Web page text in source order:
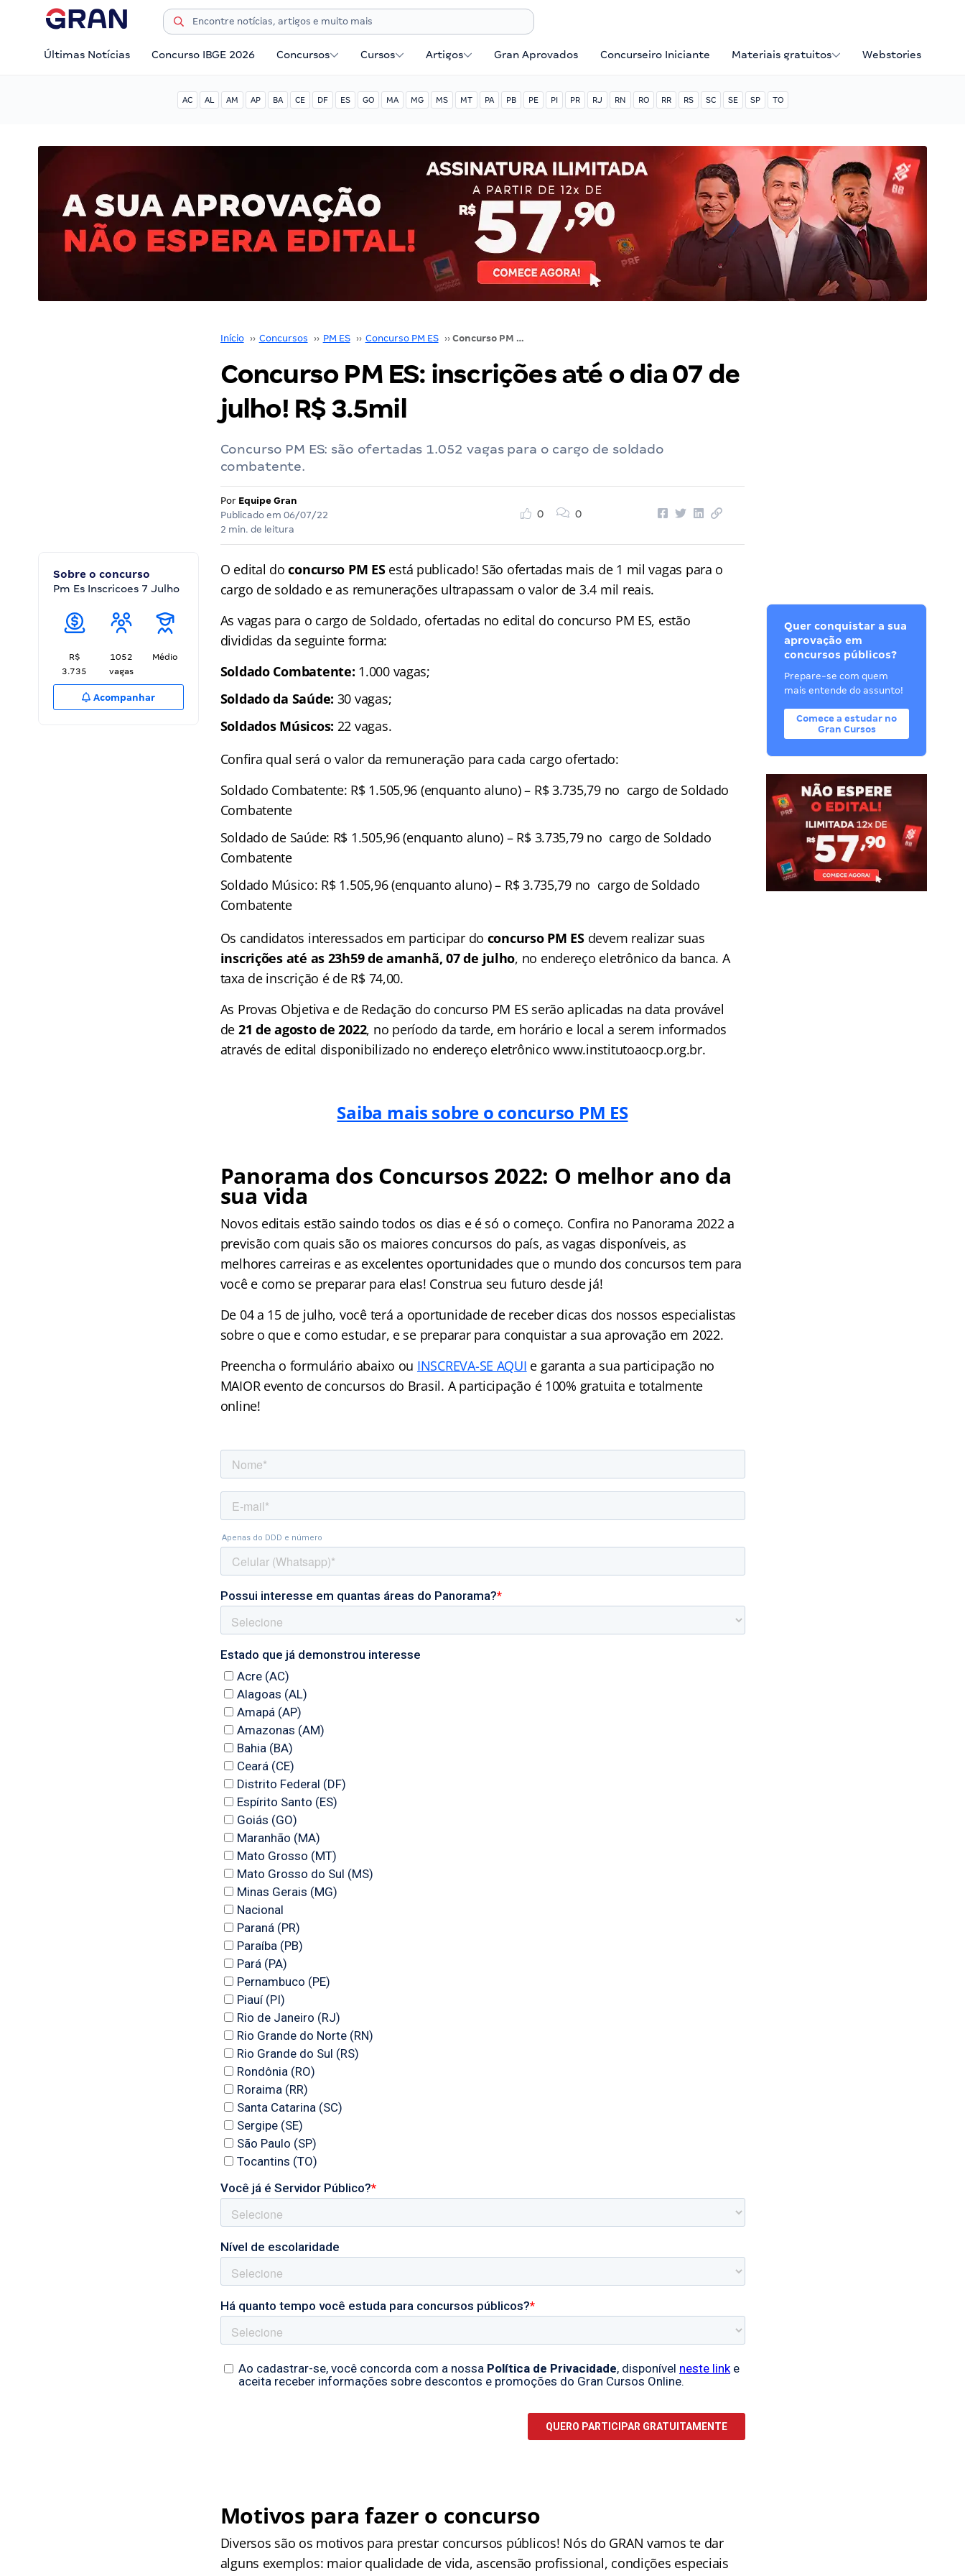
Últimas Notícias Concurso IBGE 2026 Concursos Cursos Artigos Gran Aprovados Concurseiro Iniciante Materiais gratuitos Webstories
AC AL AM AP BA CE DF ES GO MA MG MS MT PA PB PE PI PR RJ RN RO RR RS SC SE SP TO
Início ›› Concursos ›› PM ES ›› Concurso PM ES ›› Concurso PM ES: inscrições até o dia 07 de julho! R$ 3.5mil
Concurso PM ES: inscrições até o dia 07 de
julho! R$ 3.5mil
Concurso PM ES: são ofertadas 1.052 vagas para o cargo de soldado
combatente.
Por Equipe Gran
Publicado em 06/07/22
2 min. de leitura
0 0
Sobre o concurso
Pm Es Inscricoes 7 Julho
R$
3.735
1052
vagas
Médio
Acompanhar
O edital doconcurso PM ESestá publicado! São ofertadas mais de 1 mil vagas para o
cargo de soldado e as remunerações ultrapassam o valor de 3.4 mil reais.
As vagas para o cargo de Soldado, ofertadas no edital do concurso PM ES, estão
divididas da seguinte forma:
Soldado Combatente: 1.000 vagas;
Soldado da Saúde: 30 vagas;
Soldados Músicos: 22 vagas.
Confira qual será o valor da remuneração para cada cargo ofertado:
Soldado Combatente: R$ 1.505,96 (enquanto aluno) – R$ 3.735,79 no cargo de Soldado
Combatente
Soldado de Saúde: R$ 1.505,96 (enquanto aluno) – R$ 3.735,79 no cargo de Soldado
Combatente
Soldado Músico: R$ 1.505,96 (enquanto aluno) – R$ 3.735,79 no cargo de Soldado
Combatente
Os candidatos interessados em participar do concurso PM ESdevem realizar suas
inscrições até as 23h59 de amanhã, 07 de julho, no endereço eletrônico da banca. A
taxa de inscrição é de R$ 74,00.
As Provas Objetiva e de Redação do concurso PM ES serão aplicadas na data provável
de 21 de agosto de 2022, no período da tarde, em horário e local a serem informados
através de edital disponibilizado no endereço eletrônico www.institutoaocp.org.br.
Saiba mais sobre o concurso PM ES
Panorama dos Concursos 2022: O melhor ano da
sua vida
Novos editais estão saindo todos os dias e é só o começo. Confira no Panorama 2022 a
previsão com quais são os maiores concursos do país, as vagas disponíveis, as
melhores carreiras e as excelentes oportunidades que o mundo dos concursos tem para
você e como se preparar para elas! Construa seu futuro desde já!
De 04 a 15 de julho, você terá a oportunidade de receber dicas dos nossos especialistas
sobre o que e como estudar, e se preparar para conquistar a sua aprovação em 2022.
Preencha o formulário abaixo ou INSCREVA-SE AQUI e garanta a sua participação no
MAIOR evento de concursos do Brasil. A participação é 100% gratuita e totalmente
online!
Motivos para fazer o concurso
Diversos são os motivos para prestar concursos públicos! Nós do GRAN vamos te dar
alguns exemplos: maior qualidade de vida, ascensão profissional, condições especiais
Quer conquistar a sua
aprovação em
concursos públicos?
Prepare-se com quem
mais entende do assunto!
Comece a estudar no
Gran Cursos